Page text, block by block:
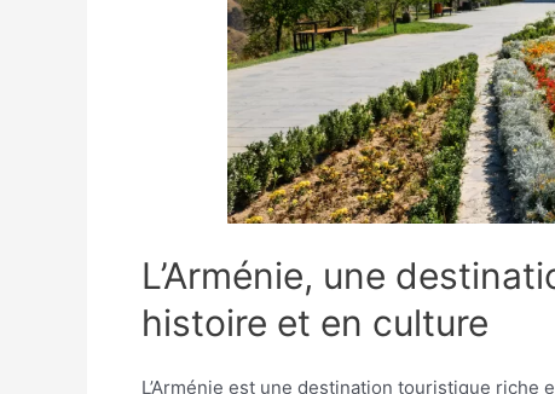
L’Arménie, une
histoire et en culture
L’Arménie est une destination touristique